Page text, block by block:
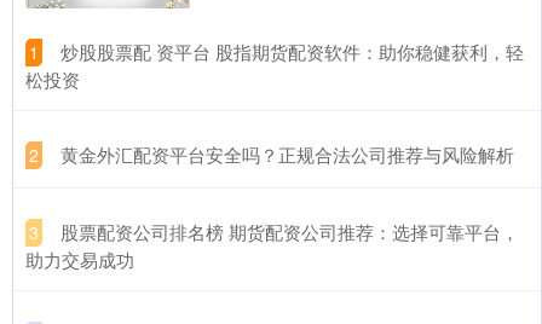
1
​炒股股票配 资平台 股指期货配资软件：助你稳健获利，轻
松投资
2 ​黄金外汇配资平台安全吗？正规合法公司推荐与风险解析
3
​股票配资公司排名榜 期货配资公司推荐：选择可靠平台，
助力交易成功